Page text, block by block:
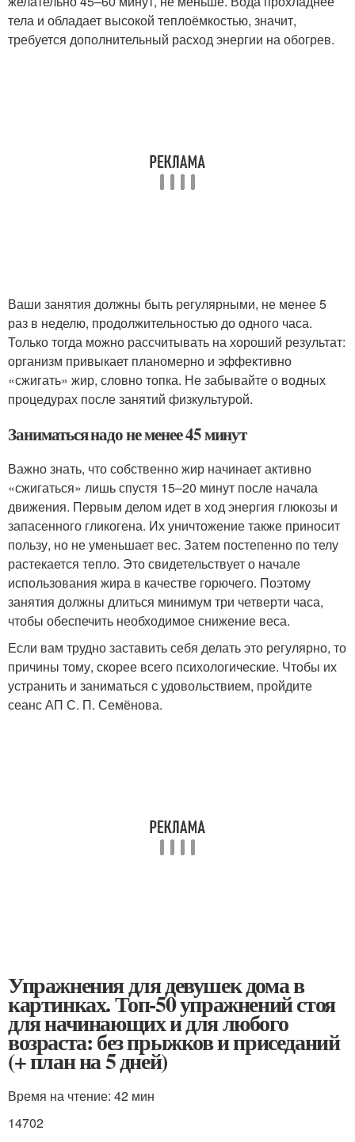
тела и обладает высокой теплоёмкостью, значит,
требуется дополнительный расход энергии на обогрев.
Ваши занятия должны быть регулярными, не менее 5
раз в неделю, продолжительностью до одного часа.
Только тогда можно рассчитывать на хороший результат:
организм привыкает планомерно и эффективно
«сжигать» жир, словно топка. Не забывайте о водных
процедурах после занятий физкультурой.
Заниматься надо не менее 45 минут
Важно знать, что собственно жир начинает активно
«сжигаться» лишь спустя 15–20 минут после начала
движения. Первым делом идет в ход энергия глюкозы и
запасенного гликогена. Их уничтожение также приносит
пользу, но не уменьшает вес. Затем постепенно по телу
растекается тепло. Это свидетельствует о начале
использования жира в качестве горючего. Поэтому
занятия должны длиться минимум три четверти часа,
чтобы обеспечить необходимое снижение веса.
Если вам трудно заставить себя делать это регулярно, то
причины тому, скорее всего психологические. Чтобы их
устранить и заниматься с удовольствием, пройдите
сеанс АП С. П. Семёнова.
Упражнения для девушек дома в
картинках. Топ-50 упражнений стоя
для начинающих и для любого
возраста: без прыжков и приседаний
(+ план на 5 дней)
Время на чтение: 42 мин
14702